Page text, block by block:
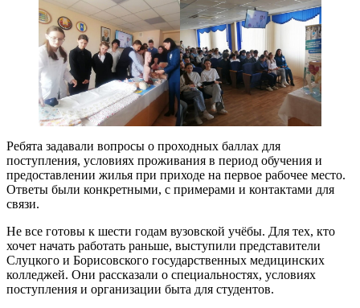
Ребята задавали вопросы о проходных баллах для
поступления, условиях проживания в период обучения и
предоставлении жилья при приходе на первое рабочее место.
Ответы были конкретными, с примерами и контактами для
связи.
Не все готовы к шести годам вузовской учёбы. Для тех, кто
хочет начать работать раньше, выступили представители
Слуцкого и Борисовского государственных медицинских
колледжей. Они рассказали о специальностях, условиях
поступления и организации быта для студентов.